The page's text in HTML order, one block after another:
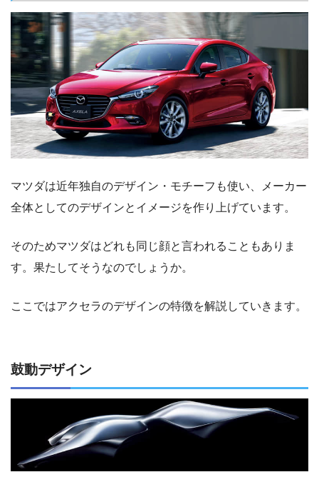
マツダは近年独自のデザイン・モチーフも使い、メーカー
全体としてのデザインとイメージを作り上げています。
そのためマツダはどれも同じ顔と言われることもありま
す。果たしてそうなのでしょうか。
ここではアクセラのデザインの特徴を解説していきます。
鼓動デザイン